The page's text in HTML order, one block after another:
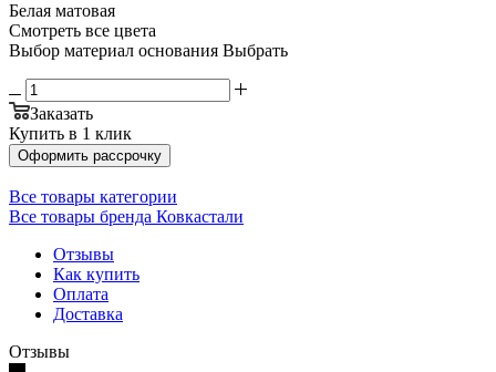
Белая матовая
Смотреть все цвета
Выбор материал основания Выбрать
Заказать
Купить в 1 клик
Оформить рассрочку
Все товары категории
Все товары бренда Ковкастали
Отзывы
Как купить
Оплата
Доставка
Отзывы